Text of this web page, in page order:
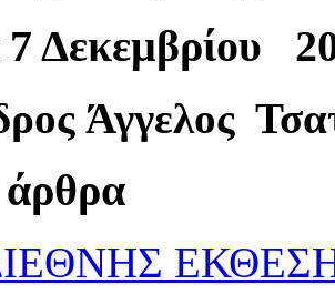
Δεκεμβρίου
Άγγελος
άρθρα
ΕΚΘΕΣΗ